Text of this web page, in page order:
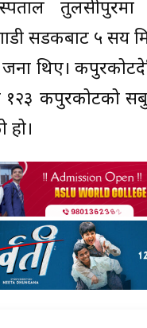
सडकबाट ५ सय
जना थिए।
कपुरकोटको
हो।